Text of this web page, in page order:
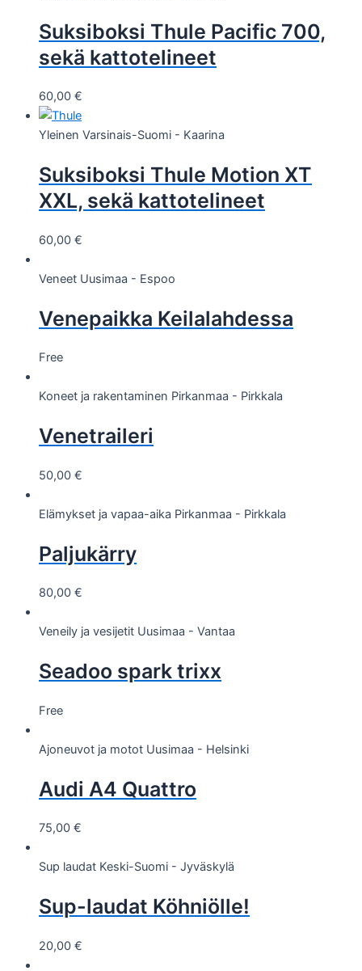
Suksiboksi Thule Pacific 700,
sekä kattotelineet
60,00 €
Yleinen Varsinais-Suomi - Kaarina
Suksiboksi Thule Motion XT
XXL, sekä kattotelineet
60,00 €
Veneet Uusimaa - Espoo
Venepaikka Keilalahdessa
Free
Koneet ja rakentaminen Pirkanmaa - Pirkkala
Venetraileri
50,00 €
Elämykset ja vapaa-aika Pirkanmaa - Pirkkala
Paljukärry
80,00 €
Veneily ja vesijetit Uusimaa - Vantaa
Seadoo spark trixx
Free
Ajoneuvot ja motot Uusimaa - Helsinki
Audi A4 Quattro
75,00 €
Sup laudat Keski-Suomi - Jyväskylä
Sup-laudat Köhniölle!
20,00 €